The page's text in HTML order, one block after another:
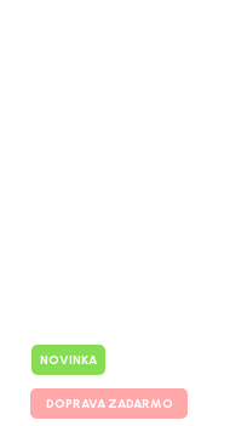
NOVINKA
DOPRAVA ZADARMO